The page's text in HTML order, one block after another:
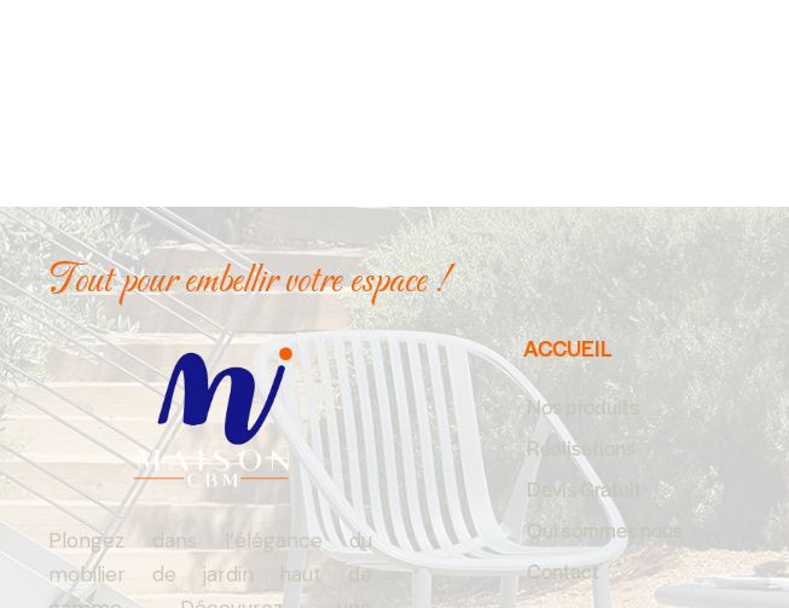
Tout pour embellir votre espace !
Plongez dans l’élégance du
mobilier de jardin haut de
ACCUEIL
Nos produits
Réalisations
Devis Gratuit
Qui sommes nous
Contact